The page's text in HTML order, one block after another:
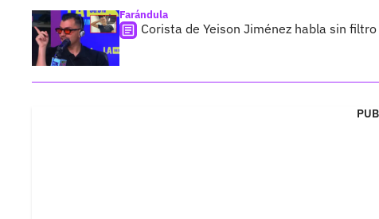
Farándula
Corista de Yeison Jiménez habla sin